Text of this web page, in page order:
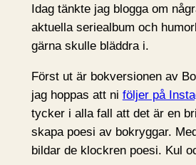
Idag tänkte jag blogga om
aktuella seriealbum och
gärna skulle bläddra i.
Först ut är bokversionen av
jag hoppas att ni följer på
tycker i alla fall att det är en
skapa poesi av bokryggar.
bildar de klockren poesi. Kul